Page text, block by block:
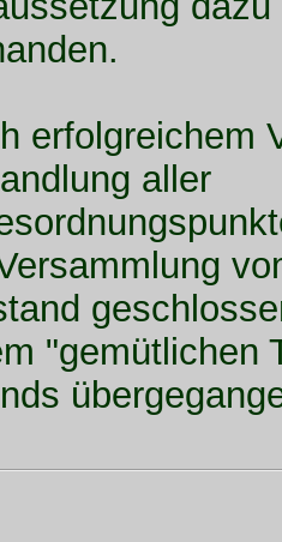
erfolgreichem
aller
"gemütlichen